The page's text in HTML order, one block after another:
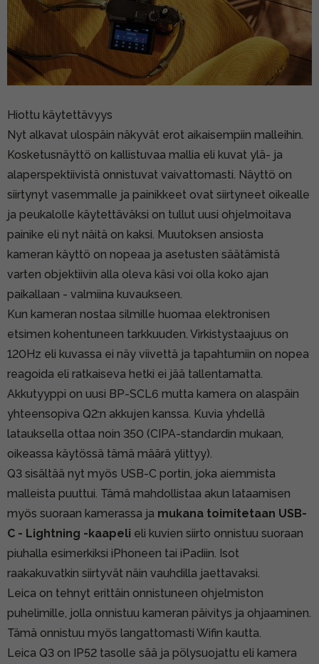
Hiottu käytettävyys
Nyt alkavat ulospäin näkyvät erot aikaisempiin malleihin.
Kosketusnäyttö on kallistuvaa mallia eli kuvat ylä- ja
alaperspektiivistä onnistuvat vaivattomasti. Näyttö on
siirtynyt vasemmalle ja painikkeet ovat siirtyneet oikealle
ja peukalolle käytettäväksi on tullut uusi ohjelmoitava
painike eli nyt näitä on kaksi. Muutoksen ansiosta
kameran käyttö on nopeaa ja asetusten säätämistä
varten objektiivin alla oleva käsi voi olla koko ajan
paikallaan - valmiina kuvaukseen.
Kun kameran nostaa silmille huomaa elektronisen
etsimen kohentuneen tarkkuuden. Virkistystaajuus on
120Hz eli kuvassa ei näy viivettä ja tapahtumiin on nopea
reagoida eli ratkaiseva hetki ei jää tallentamatta.
Akkutyyppi on uusi BP-SCL6 mutta kamera on alaspäin
yhteensopiva Q2:n akkujen kanssa. Kuvia yhdellä
latauksella ottaa noin 350 (CIPA-standardin mukaan,
oikeassa käytössä tämä määrä ylittyy).
Q3 sisältää nyt myös USB-C portin, joka aiemmista
malleista puuttui. Tämä mahdollistaa akun lataamisen
myös suoraan kamerassa ja mukana toimitetaan USB-
C - Lightning -kaapeli eli kuvien siirto onnistuu suoraan
piuhalla esimerkiksi iPhoneen tai iPadiin. Isot
raakakuvatkin siirtyvät näin vauhdilla jaettavaksi.
Leica on tehnyt erittäin onnistuneen ohjelmiston
puhelimille, jolla onnistuu kameran päivitys ja ohjaaminen.
Tämä onnistuu myös langattomasti Wifin kautta.
Leica Q3 on IP52 tasolle sää ja pölysuojattu eli kamera